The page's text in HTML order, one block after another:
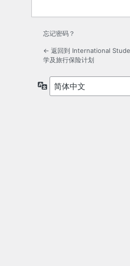
忘记密码？
← 返回到 International
学及旅行保险计划
言